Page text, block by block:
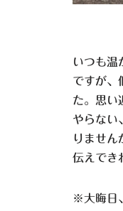
いつも温
ですが、
た。思い
やらない
りませ
伝えでき
※大晦日